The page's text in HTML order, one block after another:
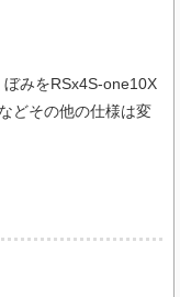
みをRSx4S-one10X
どその他の仕様は変